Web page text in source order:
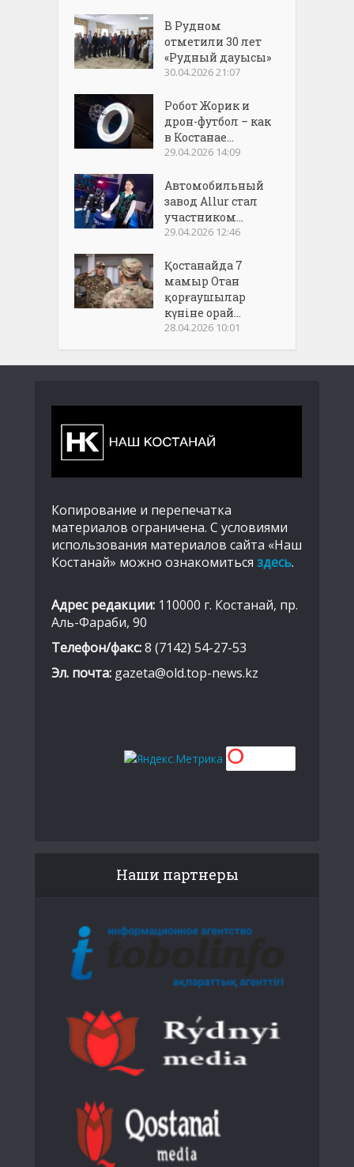
В Рудном
отметили 30 лет
«Рудный дауысы»
30.04.2026 21:07
Робот Жорик и
дрон-футбол – как
в Костанае...
29.04.2026 14:09
Автомобильный
завод Allur стал
участником...
29.04.2026 12:46
Қостанайда 7
мамыр Отан
қорғаушылар
күніне орай...
28.04.2026 10:01
Копирование и перепечатка
материалов ограничена. С условиями
использования материалов сайта «Наш
Костанай» можно ознакомиться здесь.
Адрес редакции: 110000 г. Костанай, пр.
Аль-Фараби, 90
Телефон/факс:8 (7142) 54-27-53
Эл. почта: gazeta@old.top-news.kz
Наши партнеры